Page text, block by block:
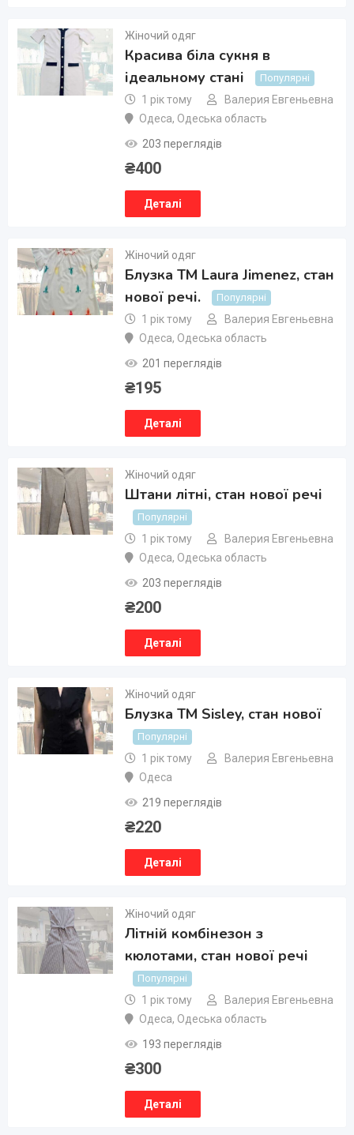
Жіночий одяг
Красива біла сукня в
ідеальному стані
Популярні
1 рік тому
Валерия Евгеньевна
Одеса, Одеська область
203 переглядів
₴400
Деталі
Жіночий одяг
Блузка ТМ Laura Jimenez, стан
нової речі.
Популярні
1 рік тому
Валерия Евгеньевна
Одеса, Одеська область
201 переглядів
₴195
Деталі
Жіночий одяг
Штани літні, стан нової речі
Популярні
1 рік тому
Валерия Евгеньевна
Одеса, Одеська область
203 переглядів
₴200
Деталі
Жіночий одяг
Блузка ТМ Sisley, стан нової
Популярні
1 рік тому
Валерия Евгеньевна
Одеса
219 переглядів
₴220
Деталі
Жіночий одяг
Літній комбінезон з
кюлотами, стан нової речі
Популярні
1 рік тому
Валерия Евгеньевна
Одеса, Одеська область
193 переглядів
₴300
Деталі